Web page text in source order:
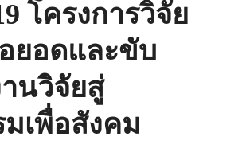
โครงการวิจัย
ยอดและขับ
นวิจัยสู่
เพื่อสังคม